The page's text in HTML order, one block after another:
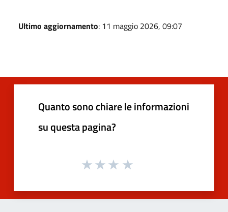
Ultimo aggiornamento: 11 maggio 2026, 09:07
Quanto sono chiare le informazioni
su questa pagina?